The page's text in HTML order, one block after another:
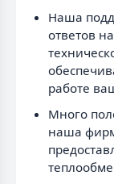
Наша
ответов
работе
Много
наша